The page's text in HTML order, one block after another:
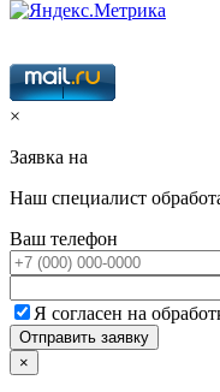
×
Заявка на
Наш специалист
Ваш телефон
Я согласен на
×